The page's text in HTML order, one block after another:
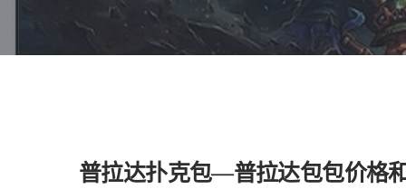
普拉达扑克包—普拉达包包价格